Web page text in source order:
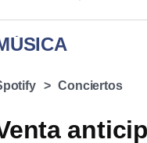
Conciertos